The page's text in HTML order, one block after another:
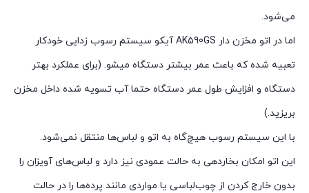
می‌شود.
اما در اتو مخزن دار AK590GS آیکو سیستم رسوب زدایی خودکار
تعبیه شده که باعث عمر بیشتر دستگاه میشو. (برای عملکرد بهتر
دستگاه و افزایش طول عمر دستگاه حتما آب تسویه شده داخل مخزن
بریزید.)
با این سیستم رسوب هیچ‌گاه به اتو و لباس‌ها منتقل نمی‌شود.
این اتو امکان بخاردهی به حالت عمودی نیز دارد و لباس‌های آویزان را
بدون خارج کردن از چوب‌لباسی یا مواردی مانند پرده‌ها را در حالت